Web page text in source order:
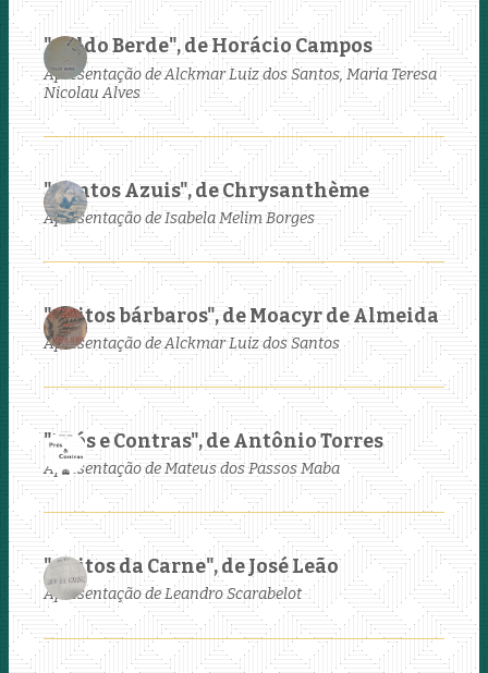
"Caldo Berde", de Horácio Campos
Apresentação de Alckmar Luiz dos Santos, Maria Teresa
Nicolau Alves
"Contos Azuis", de Chrysanthème
Apresentação de Isabela Melim Borges
"Gritos bárbaros", de Moacyr de Almeida
Apresentação de Alckmar Luiz dos Santos
"Prós e Contras", de Antônio Torres
Apresentação de Mateus dos Passos Maba
"Gritos da Carne", de José Leão
Apresentação de Leandro Scarabelot